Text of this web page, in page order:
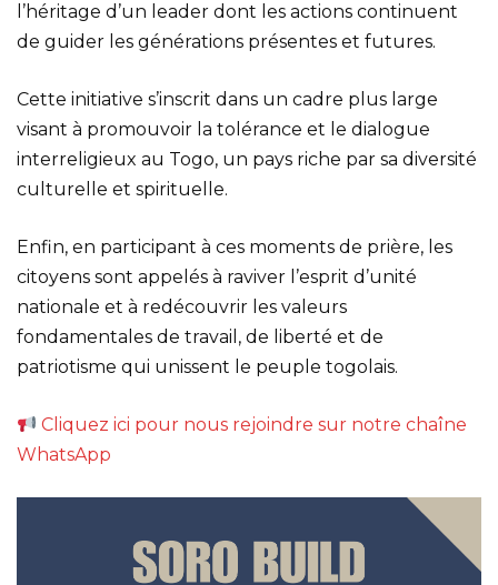
l’héritage d’un leader dont les actions continuent
de guider les générations présentes et futures.
Cette initiative s’inscrit dans un cadre plus large
visant à promouvoir la tolérance et le dialogue
interreligieux au Togo, un pays riche par sa diversité
culturelle et spirituelle.
Enfin, en participant à ces moments de prière, les
citoyens sont appelés à raviver l’esprit d’unité
nationale et à redécouvrir les valeurs
fondamentales de travail, de liberté et de
patriotisme qui unissent le peuple togolais.
Cliquez ici pour nous rejoindre sur notre chaîne
WhatsApp